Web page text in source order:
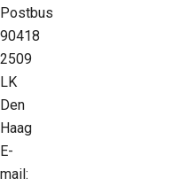
Postbus
90418
2509
LK
Den
Haag
E-
mail: